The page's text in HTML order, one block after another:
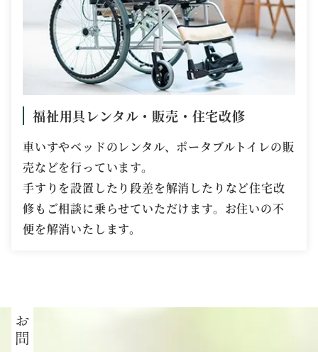
福祉用具レンタル・販売・住宅改修
車いすやベッドのレンタル、ポータブルトイレの販
売などを行っています。
手すりを設置したり段差を解消したりなど住宅改
修もご相談に乗らせていただけます。お住いの不
便を解消いたします。